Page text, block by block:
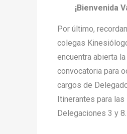
¡Bienvenida
Por último,
colegas
encuentra abierta la
convocatoria para
cargos de
Itinerantes para las
Delegaciones 3 y 8.